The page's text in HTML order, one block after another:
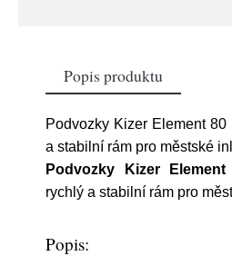
Popis produktu
Podvozky Kizer Element
a stabilní rám pro městské
Podvozky Kizer
rychlý a stabilní rám pro
Popis: